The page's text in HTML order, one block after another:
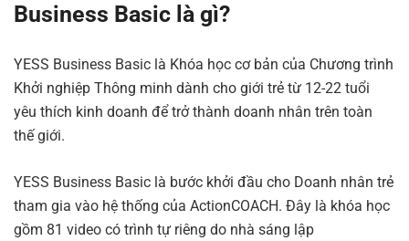
Business Basic là gì?
YESS Business Basic là Khóa học cơ bản của Chương trình
Khởi nghiệp Thông minh dành cho giới trẻ từ 12-22 tuổi
yêu thích kinh doanh để trở thành doanh nhân trên toàn
thế giới.
YESS Business Basic là bước khởi đầu cho Doanh nhân trẻ
tham gia vào hệ thống của ActionCOACH. Đây là khóa học
gồm 81 video có trình tự riêng do nhà sáng lập